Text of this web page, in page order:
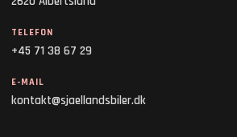
TELEFON
+45 71 38 67 29
E-MAIL
kontakt@sjaellandsbiler.dk